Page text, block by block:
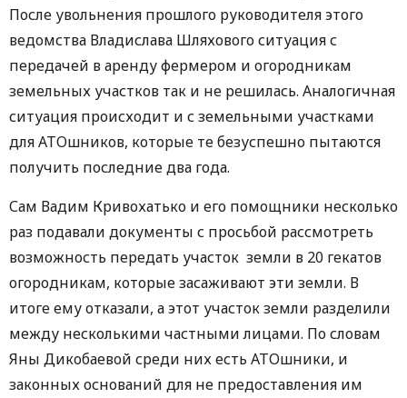
После увольнения прошлого руководителя этого
ведомства Владислава Шляхового ситуация с
передачей в аренду фермером и огородникам
земельных участков так и не решилась. Аналогичная
ситуация происходит и с земельными участками
для АТОшников, которые те безуспешно пытаются
получить последние два года.
Сам Вадим Кривохатько и его помощники несколько
раз подавали документы с просьбой рассмотреть
возможность передать участок земли в 20 гекатов
огородникам, которые засаживают эти земли. В
итоге ему отказали, а этот участок земли разделили
между несколькими частными лицами. По словам
Яны Дикобаевой среди них есть АТОшники, и
законных оснований для не предоставления им